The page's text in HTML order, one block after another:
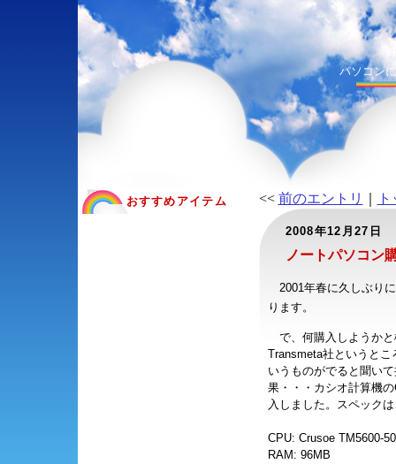
パソコン
おすすめアイテム << 前のエントリ
2008年12月27日
ノートパソコン
2001年春に久しぶり
ります。
で、何購入しようかと
Transmeta社というと
いうものがでると聞い
果・・・カシオ計算機
入しました。スペック
CPU: Crusoe TM5600-
RAM: 96MB